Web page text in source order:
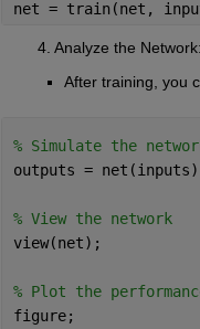
net = train(net,
        4. Analyze the Network
:
After training, you
% Simulate the
outputs =
% View the network
view(net);
% Plot the
figure;